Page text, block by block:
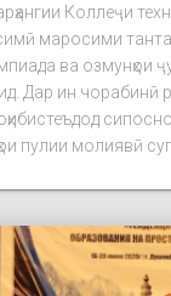
Коллеҷи
маросими
ва озмунҳои
Дар ин чорабинӣ
пулии молиявӣ